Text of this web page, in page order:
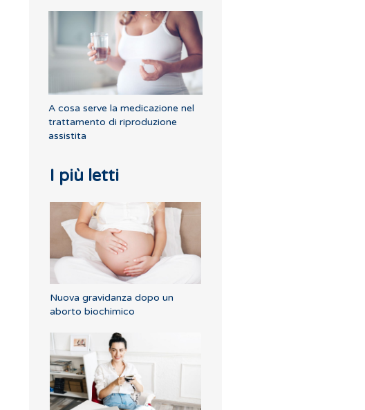
A cosa serve la medicazione nel
trattamento di riproduzione
assistita
I più letti
Nuova gravidanza dopo un
aborto biochimico